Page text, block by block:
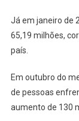
Já em janeiro de
65,19 milhões,
país.
Em outubro do
de pessoas
aumento de 130